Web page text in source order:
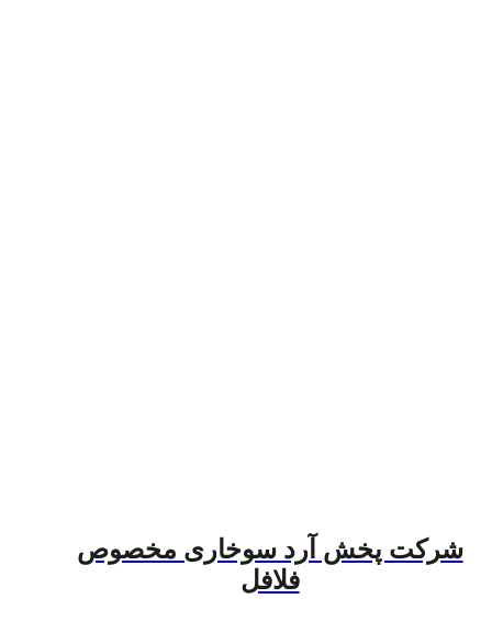
شرکت پخش آرد سوخاری مخصوص
فلافل